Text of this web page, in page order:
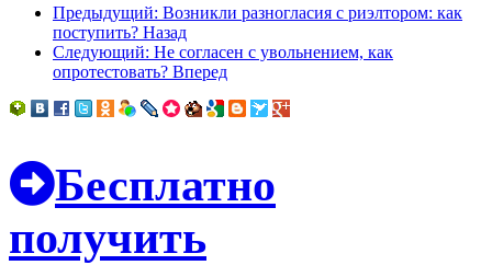
Предыдущий: Возникли разногласия с риэлтором: как
поступить? Назад
Следующий: Не согласен с увольнением, как
опротестовать? Вперед
Бесплатно
получить